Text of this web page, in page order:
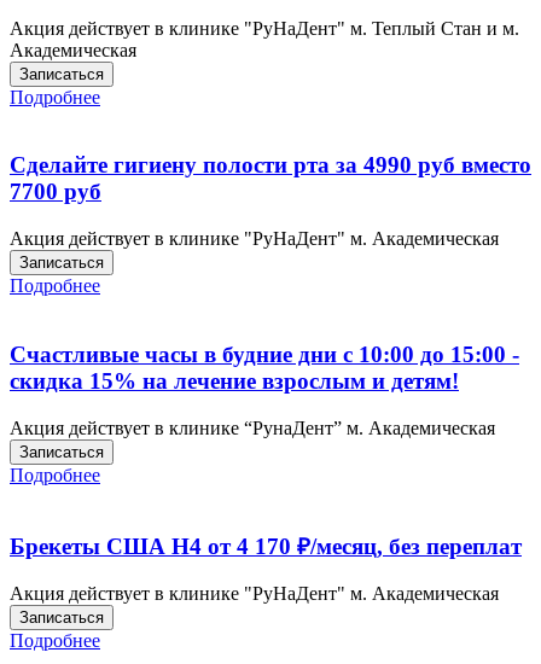
Акция действует в клинике "РуНаДент" м. Теплый Стан и м.
Академическая
Записаться
Подробнее
Сделайте гигиену полости рта за 4990 руб вместо
7700 руб
Акция действует в клинике "РуНаДент" м. Академическая
Записаться
Подробнее
Счастливые часы в будние дни с 10:00 до 15:00 -
скидка 15% на лечение взрослым и детям!
Акция действует в клинике “РунаДент” м. Академическая
Записаться
Подробнее
Брекеты США H4 от 4 170 ₽/месяц, без переплат
Акция действует в клинике "РуНаДент" м. Академическая
Записаться
Подробнее